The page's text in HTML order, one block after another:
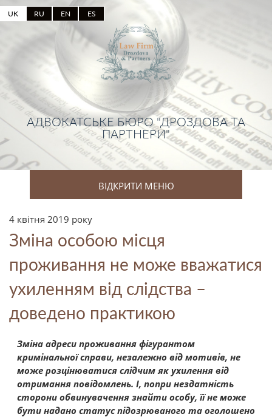
UK RU EN ES
АДВОКАТСЬКЕ БЮРО "ДРОЗДОВА ТА
ПАРТНЕРИ"
ВІДКРИТИ МЕНЮ
4 квітня 2019 року
Зміна особою місця
проживання не може вважатися
ухиленням від слідства –
доведено практикою
Зміна адреси проживання фігурантом
кримінальної справи, незалежно від мотивів, не
може розцінюватися слідчим як ухилення від
отримання повідомлень. І, попри нездатність
сторони обвинувачення знайти особу, її не може
бути надано статус підозрюваного та оголошено